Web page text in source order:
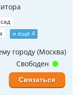
и еще 4
городу (Москва)
Свободен
Связаться